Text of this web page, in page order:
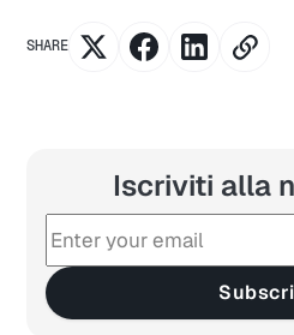
SHARE
Iscriviti alla